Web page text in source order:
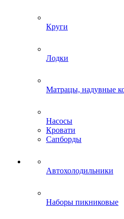
Круги
Лодки
Матрацы, надувные
Насосы
Кровати
Сапборды
Автохолодильники
Наборы пикниковые